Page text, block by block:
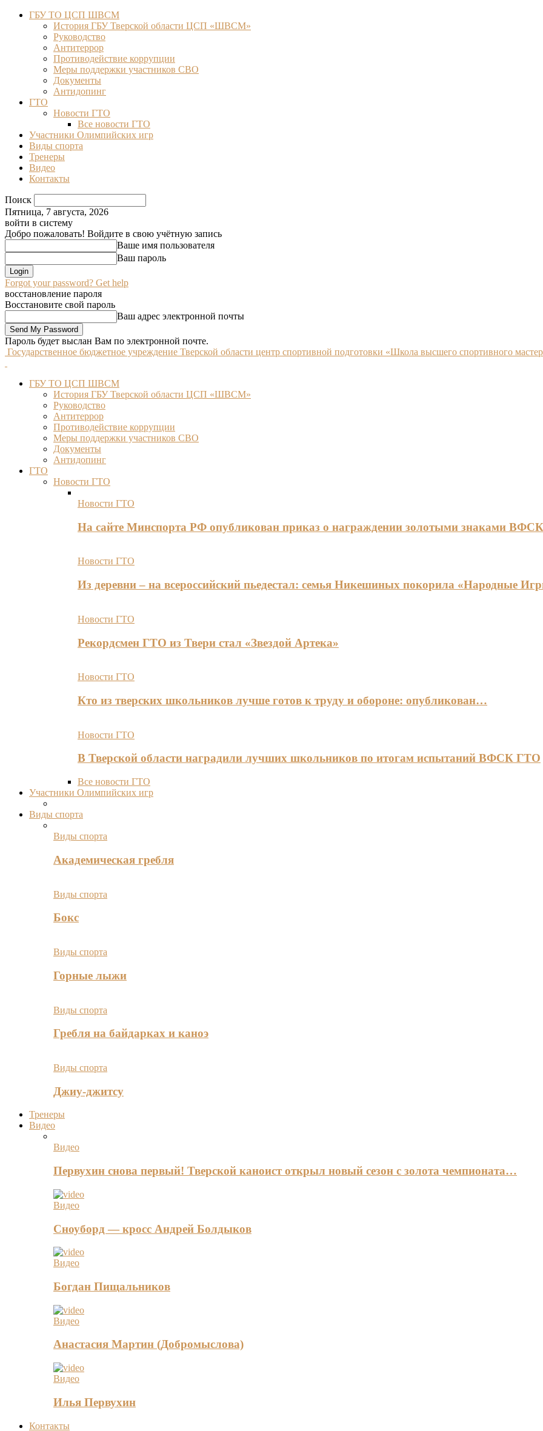
ГБУ ТО ЦСП ШВСМ
История ГБУ Тверской области ЦСП «ШВСМ»
Руководство
Антитеррор
Противодействие коррупции
Меры поддержки участников СВО
Документы
Антидопинг
ГТО
Новости ГТО
Все новости ГТО
Участники Олимпийских игр
Виды спорта
Тренеры
Видео
Контакты
Поиск
Пятница, 7 августа, 2026
войти в систему
Добро пожаловать! Войдите в свою учётную запись
Ваше имя пользователя
Ваш пароль
Forgot your password? Get help
восстановление пароля
Восстановите свой пароль
Ваш адрес электронной почты
Пароль будет выслан Вам по электронной почте.
Государственное бюджетное учреждение Тверской области центр спортивной подготовки «Школа высшего спортивного
ГБУ ТО ЦСП ШВСМ
История ГБУ Тверской области ЦСП «ШВСМ»
Руководство
Антитеррор
Противодействие коррупции
Меры поддержки участников СВО
Документы
Антидопинг
ГТО
Новости ГТО
Новости ГТО
На сайте Минспорта РФ опубликован приказ о награждении золотыми знаками
Новости ГТО
Из деревни – на всероссийский пьедестал: семья Никешиных покорила «Народные
Новости ГТО
Рекордсмен ГТО из Твери стал «Звездой Артека»
Новости ГТО
Кто из тверских школьников лучше готов к труду и обороне: опубликован…
Новости ГТО
В Тверской области наградили лучших школьников по итогам испытаний ВФСК ГТО
Все новости ГТО
Участники Олимпийских игр
Виды спорта
Виды спорта
Академическая гребля
Виды спорта
Бокс
Виды спорта
Горные лыжи
Виды спорта
Гребля на байдарках и каноэ
Виды спорта
Джиу-джитсу
Тренеры
Видео
Видео
Первухин снова первый! Тверской каноист открыл новый сезон с золота чемпионата…
Видео
Сноуборд — кросс Андрей Болдыков
Видео
Богдан Пищальников
Видео
Анастасия Мартин (Добромыслова)
Видео
Илья Первухин
Контакты